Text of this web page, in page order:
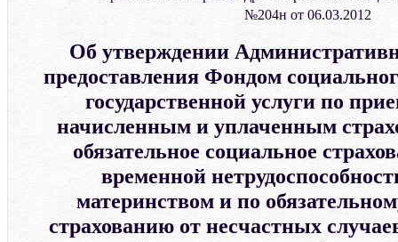
№204н от 06.03.2012
Об утверждении
предоставления Фондом
государственной услуги по
начисленным и уплаченным
обязательное социальное
временной
материнством и по
страхованию от несчастных